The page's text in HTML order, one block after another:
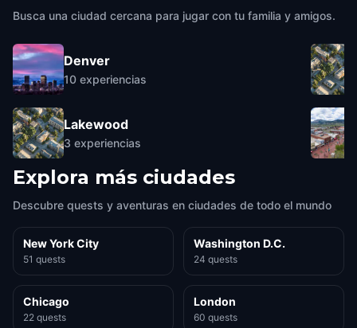
Busca una ciudad cercana para jugar con tu familia y amigos.
Denver
10 experiencias
Lakewood
3 experiencias
Explora más ciudades
Descubre quests y aventuras en ciudades de todo el mundo
New York City
51 quests
Washington D.C.
24 quests
Chicago
22 quests
London
60 quests